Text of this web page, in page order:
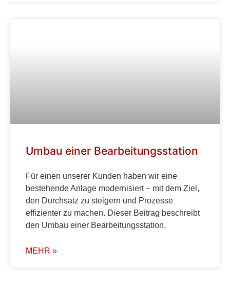
Umbau einer Bearbeitungsstation
Für einen unserer Kunden haben wir eine
bestehende Anlage modernisiert – mit dem Ziel,
den Durchsatz zu steigern und Prozesse
effizienter zu machen. Dieser Beitrag beschreibt
den Umbau einer Bearbeitungsstation.
MEHR »